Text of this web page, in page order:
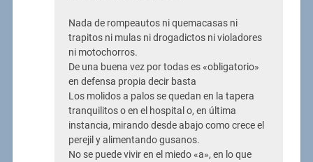
Nada de rompeautos ni quemacasas ni
trapitos ni mulas ni drogadictos ni violadores
ni motochorros.
De una buena vez por todas es «obligatorio»
en defensa propia decir basta
Los molidos a palos se quedan en la tapera
tranquilitos o en el hospital o, en última
instancia, mirando desde abajo como crece el
perejil y alimentando gusanos.
No se puede vivir en el miedo «a», en lo que